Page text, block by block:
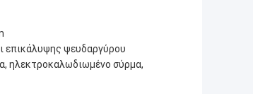
επικάλυψης ψευδαργύρου
ηλεκτροκαλωδιωμένο σύρμα,